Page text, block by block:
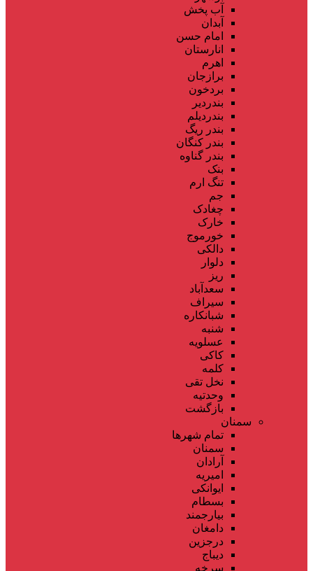
آب پخش
آبدان
امام حسن
انارستان
اهرم
برازجان
بردخون
بندردیر
بندردیلم
بندر ریگ
بندر کنگان
بندر گناوه
بنک
تنگ ارم
جم
چغادک
خارک
خورموج
دالکی
دلوار
ریز
سعدآباد
سیراف
شبانکاره
شنبه
عسلویه
کاکی
کلمه
نخل تقی
وحدتیه
بازگشت
سمنان
تمام شهر‌ها
سمنان
آرادان
امیریه
ایوانکی
بسطام
بیارجمند
دامغان
درجزین
دیباج
سرخه